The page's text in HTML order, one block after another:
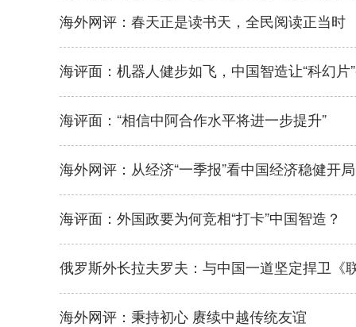
海外网评：春天正是读书天，全民阅读正当时
海评面：机器人健步如飞，中国智造让“科幻片
海评面：“相信中阿合作水平将进一步提升”
海外网评：从经济“一季报”看中国经济稳健开局
海评面：外国政要为何竞相“打卡”中国智造？
俄罗斯外长拉夫罗夫：与中国一道坚定捍卫《
海外网评：秉持初心 赓续中越传统友谊